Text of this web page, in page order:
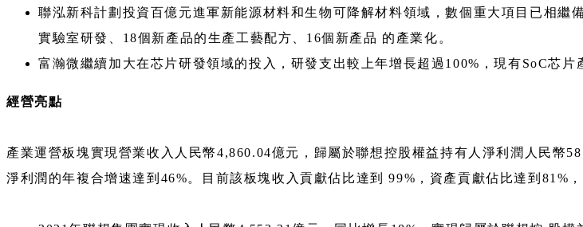
聯泓新科計劃投資百億元進軍新能源材料和生物可降解材料領域，數個重大項目已相
實驗室研發、18個新產品的生產工藝配方、16個新產品 的產業化。
富瀚微繼續加大在芯片研發領域的投入，研發支出較上年增長超過100%，現有SoC芯
經營亮點
產業運營板塊實現營業收入人民幣4,860.04億元，歸屬於聯想控股權益持有人淨利潤人民幣
淨利潤的年複合增速達到46%。目前該板塊收入貢獻佔比達到 99%，資產貢獻佔比達到81%